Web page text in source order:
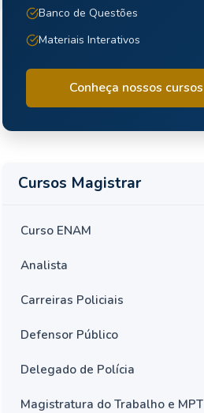
Banco de Questões
Materiais Interativos
Conheça nossos cursos
Cursos Magistrar
Curso ENAM
Analista
Carreiras Policiais
Defensor Público
Delegado de Polícia
Magistratura do Trabalho e MPT